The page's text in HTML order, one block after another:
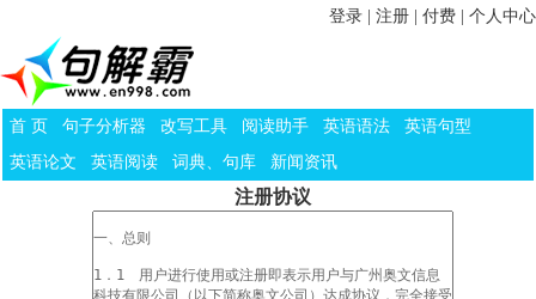
登录 注册 付费 个人中心
首 页 句子分析器 改写工具 阅读助手 英语语法
英语句型
英语论文
英语阅读 词典、句库 新闻资讯
注册协议